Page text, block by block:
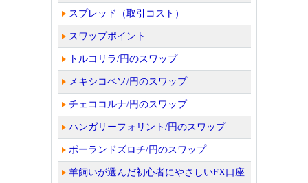
スプレッド（取引コスト）
スワップポイント
トルコリラ/円のスワップ
メキシコペソ/円のスワップ
チェココルナ/円のスワップ
ハンガリーフォリント/円のスワップ
ポーランドズロチ/円のスワップ
羊飼いが選んだ初心者にやさしいFX口座